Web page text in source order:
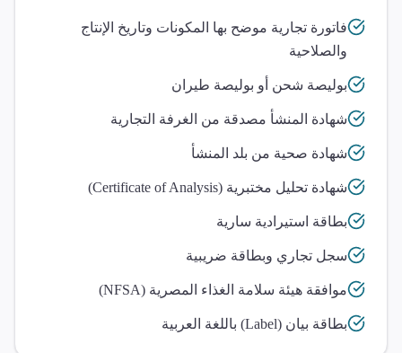
فاتورة تجارية موضح بها المكونات وتاريخ الإنتاج
والصلاحية
بوليصة شحن أو بوليصة طيران
شهادة المنشأ مصدقة من الغرفة التجارية
شهادة صحية من بلد المنشأ
شهادة تحليل مختبرية (Certificate of Analysis)
بطاقة استيرادية سارية
سجل تجاري وبطاقة ضريبية
موافقة هيئة سلامة الغذاء المصرية (NFSA)
بطاقة بيان (Label) باللغة العربية